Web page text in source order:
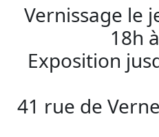
Vernissage le
18h
Exposition
41 rue de